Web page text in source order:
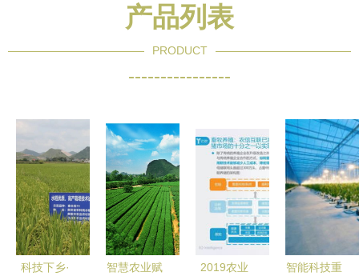
产品列表
PRODUCT
----------------
科技下乡·
智慧农业赋
2019农业
智能科技重